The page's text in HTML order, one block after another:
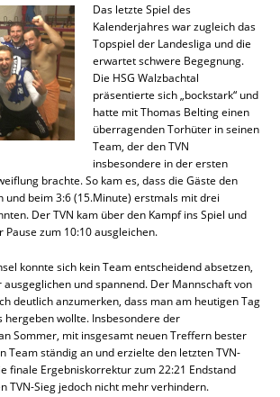
Das letzte Spiel des
Kalenderjahres war zugleich das
Topspiel der Landesliga und die
erwartet schwere Begegnung.
Die HSG Walzbachtal
präsentierte sich „bockstark“ und
hatte mit Thomas Belting einen
überragenden Torhüter in seinen
Team, der den TVN
insbesondere in der ersten
brachte. So kam es, dass die Gäste den
und beim 3:6 (15.Minute) erstmals mit drei
Der TVN kam über den Kampf ins Spiel und
zum 10:10 ausgleichen.
konnte sich kein Team entscheidend absetzen,
und spannend. Der Mannschaft von
deutlich anzumerken, dass man am heutigen Tag
hergeben wollte. Insbesondere der
Sommer, mit insgesamt neuen Treffern bester
Team ständig an und erzielte den letzten TVN-
finale Ergebniskorrektur zum 22:21 Endstand
TVN-Sieg jedoch nicht mehr verhindern.